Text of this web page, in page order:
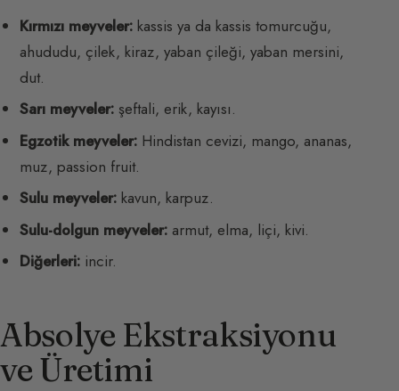
Kırmızı meyveler: kassis ya da kassis tomurcuğu,
ahududu, çilek, kiraz, yaban çileği, yaban mersini,
dut.
Sarı meyveler: şeftali, erik, kayısı.
Egzotik meyveler: Hindistan cevizi, mango, ananas,
muz, passion fruit.
Sulu meyveler: kavun, karpuz.
Sulu-dolgun meyveler: armut, elma, liçi, kivi.
Diğerleri: incir.
Absolye Ekstraksiyonu
ve Üretimi